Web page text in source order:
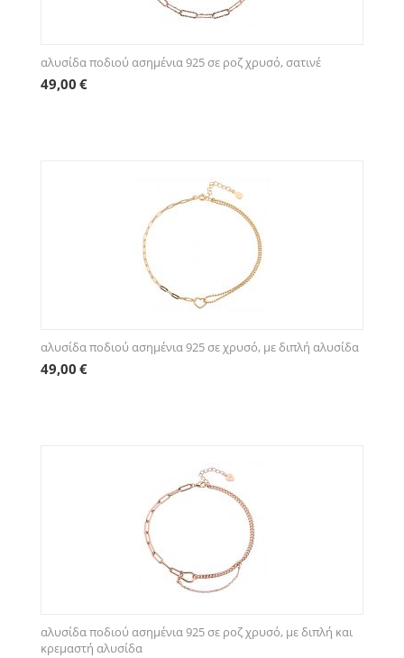
αλυσίδα ποδιού ασημένια 925 σε ροζ χρυσό, σατινέ
49,00 €
αλυσίδα ποδιού ασημένια 925 σε χρυσό, με διπλή αλυσίδα
49,00 €
αλυσίδα ποδιού ασημένια 925 σε ροζ χρυσό, με διπλή και
κρεμαστή αλυσίδα